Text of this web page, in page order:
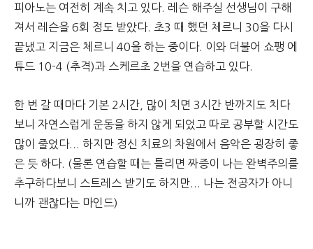
피아노는 여전히 계속 치고 있다. 레슨 해주실 선생님이 구해
져서 레슨을 6회 정도 받았다. 초3 때 했던 체르니 30을 다시
끝냈고 지금은 체르니 40을 하는 중이다. 이와 더불어 쇼팽 에
튜드 10-4 (추격)과 스케르초 2번을 연습하고 있다.
한 번 갈 때마다 기본 2시간, 많이 치면 3시간 반까지도 치다
보니 자연스럽게 운동을 하지 않게 되었고 따로 공부할 시간도
많이 줄었다... 하지만 정신 치료의 차원에서 음악은 굉장히 좋
은 듯 하다. (물론 연습할 때는 틀리면 짜증이 나는 완벽주의를
추구하다보니 스트레스 받기도 하지만... 나는 전공자가 아니
니까 괜찮다는 마인드)